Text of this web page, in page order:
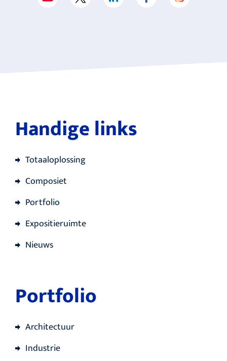
Handige links
Totaaloplossing
Composiet
Portfolio
Expositieruimte
Nieuws
Portfolio
Architectuur
Industrie